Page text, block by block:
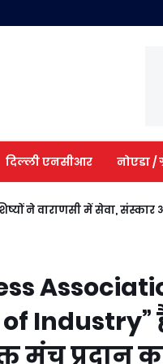
दिल्ली एनसीआर नोएडा /
के शिष्यों ने वाराणसी में सेवा,
विदाई: जीएनआईओटी के
Industry”
मंच प्रदान